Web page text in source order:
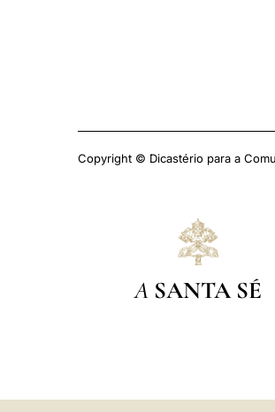
Copyright © Dicastério para a
A SANTA SÉ